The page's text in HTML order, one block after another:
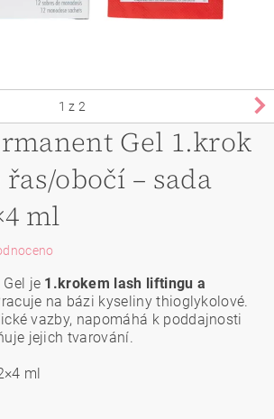
1 z 2
Gel 1.krok
obočí – sada
ml
je 1.krokem lash liftingu a
na bázi kyseliny thioglykolové.
vazby, napomáhá k poddajnosti
jejich tvarování.
ml